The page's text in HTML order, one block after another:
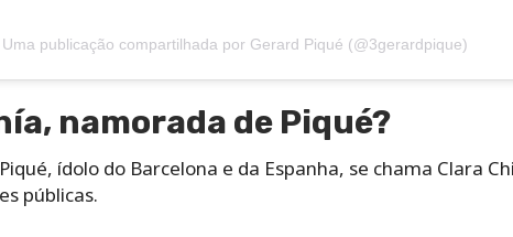
Uma publicação compartilhada por Gerard Piqué (@3gerardpique)
namorada de Piqué?
ídolo do Barcelona e da Espanha, se chama Clara
públicas.